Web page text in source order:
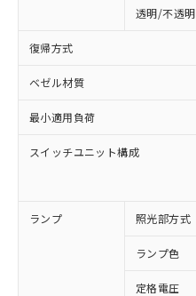
透明/不透明
復帰方式
ベゼル材質
最小適用負荷
スイッチユニット構成
ランプ 照光部方式
ランプ色
定格電圧